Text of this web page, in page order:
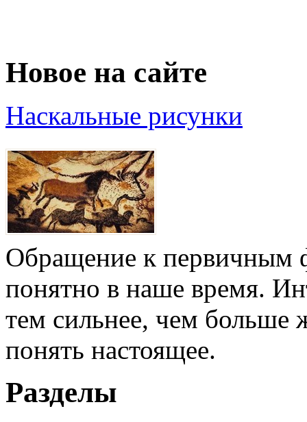
Новое на сайте
Наскальные рисунки
Обращение к первичным
понятно в наше время.
тем сильнее, чем больше
понять настоящее.
Разделы